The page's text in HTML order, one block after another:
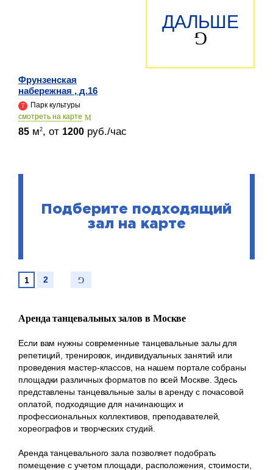
Фрунзенская
набережная , д.16
Парк культуры
cмотреть на карте
85 м2, от 1200 руб./час
ДАЛЬШЕ
Подберите подходящий
зал на карте
1 2
Аренда танцевальных залов в Москве
Если вам нужны современные танцевальные залы для
репетиций, тренировок, индивидуальных занятий или
проведения мастер-классов, на нашем портале собраны
площадки различных форматов по всей Москве. Здесь
представлены танцевальные залы в аренду с почасовой
оплатой, подходящие для начинающих и
профессиональных коллективов, преподавателей,
хореографов и творческих студий.
Аренда танцевального зала позволяет подобрать
помещение с учетом площади, расположения, стоимости,